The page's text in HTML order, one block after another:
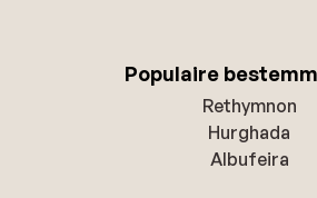
Populaire
Rethymnon
Hurghada
Albufeira